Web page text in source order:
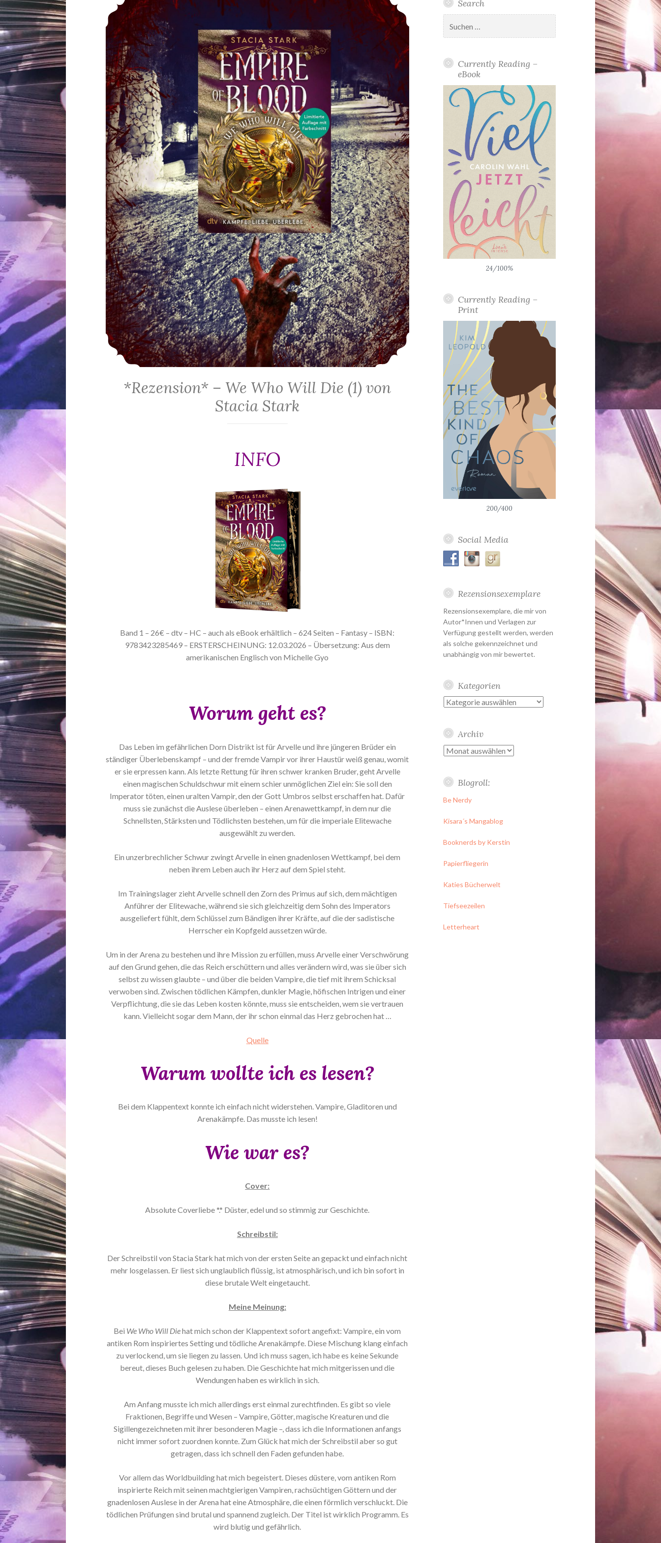
*Rezension* – We Who Will Die (1) von
Stacia Stark
INFO
Band 1 – 26€ – dtv – HC – auch als eBook erhältlich – 624 Seiten – Fantasy – ISBN:
9783423285469 – ERSTERSCHEINUNG: 12.03.2026 – Übersetzung: Aus dem
amerikanischen Englisch von Michelle Gyo
Worum geht es?
Das Leben im gefährlichen Dorn Distrikt ist für Arvelle und ihre jüngeren Brüder ein
ständiger Überlebenskampf – und der fremde Vampir vor ihrer Haustür weiß genau, womit
er sie erpressen kann. Als letzte Rettung für ihren schwer kranken Bruder, geht Arvelle
einen magischen Schuldschwur mit einem schier unmöglichen Ziel ein: Sie soll den
Imperator töten, einen uralten Vampir, den der Gott Umbros selbst erschaffen hat. Dafür
muss sie zunächst die Auslese überleben – einen Arenawettkampf, in dem nur die
Schnellsten, Stärksten und Tödlichsten bestehen, um für die imperiale Elitewache
ausgewählt zu werden.
Ein unzerbrechlicher Schwur zwingt Arvelle in einen gnadenlosen Wettkampf, bei dem
neben ihrem Leben auch ihr Herz auf dem Spiel steht.
Im Trainingslager zieht Arvelle schnell den Zorn des Primus auf sich, dem mächtigen
Anführer der Elitewache, während sie sich gleichzeitig dem Sohn des Imperators
ausgeliefert fühlt, dem Schlüssel zum Bändigen ihrer Kräfte, auf die der sadistische
Herrscher ein Kopfgeld aussetzen würde.
Um in der Arena zu bestehen und ihre Mission zu erfüllen, muss Arvelle einer Verschwörung
auf den Grund gehen, die das Reich erschüttern und alles verändern wird, was sie über sich
selbst zu wissen glaubte – und über die beiden Vampire, die tief mit ihrem Schicksal
verwoben sind. Zwischen tödlichen Kämpfen, dunkler Magie, höfischen Intrigen und einer
Verpflichtung, die sie das Leben kosten könnte, muss sie entscheiden, wem sie vertrauen
kann. Vielleicht sogar dem Mann, der ihr schon einmal das Herz gebrochen hat …
Quelle
Warum wollte ich es lesen?
Bei dem Klappentext konnte ich einfach nicht widerstehen. Vampire, Gladitoren und
Arenakämpfe. Das musste ich lesen!
Wie war es?
Cover:
Absolute Coverliebe *.* Düster, edel und so stimmig zur Geschichte.
Schreibstil:
Der Schreibstil von Stacia Stark hat mich von der ersten Seite an gepackt und einfach nicht
mehr losgelassen. Er liest sich unglaublich flüssig, ist atmosphärisch, und ich bin sofort in
diese brutale Welt eingetaucht.
Meine Meinung:
Bei We Who Will Diehat mich schon der Klappentext sofort angefixt: Vampire, ein vom
antiken Rom inspiriertes Setting und tödliche Arenakämpfe. Diese Mischung klang einfach
zu verlockend, um sie liegen zu lassen. Und ich muss sagen, ich habe es keine Sekunde
bereut, dieses Buch gelesen zu haben. Die Geschichte hat mich mitgerissen und die
Wendungen haben es wirklich in sich.
Am Anfang musste ich mich allerdings erst einmal zurechtfinden. Es gibt so viele
Fraktionen, Begriffe und Wesen – Vampire, Götter, magische Kreaturen und die
Sigillengezeichneten mit ihrer besonderen Magie –, dass ich die Informationen anfangs
nicht immer sofort zuordnen konnte. Zum Glück hat mich der Schreibstil aber so gut
getragen, dass ich schnell den Faden gefunden habe.
Vor allem das Worldbuilding hat mich begeistert. Dieses düstere, vom antiken Rom
inspirierte Reich mit seinen machtgierigen Vampiren, rachsüchtigen Göttern und der
gnadenlosen Auslese in der Arena hat eine Atmosphäre, die einen förmlich verschluckt. Die
tödlichen Prüfungen sind brutal und spannend zugleich. Der Titel ist wirklich Programm. Es
wird blutig und gefährlich.
Search
nach:
Currently Reading –
eBook
24/100%
Currently Reading –
Print
200/400
Social Media
Rezensionsexemplare
Rezensionsexemplare, die mir von
Autor*Innen und Verlagen zur
Verfügung gestellt werden, werden
als solche gekennzeichnet und
unabhängig von mir bewertet.
Kategorien
Kategorien
Archiv
Archiv
Blogroll:
Be Nerdy
Kisara´s Mangablog
Booknerds by Kerstin
Papierfliegerin
Katies Bücherwelt
Tiefseezeilen
Letterheart